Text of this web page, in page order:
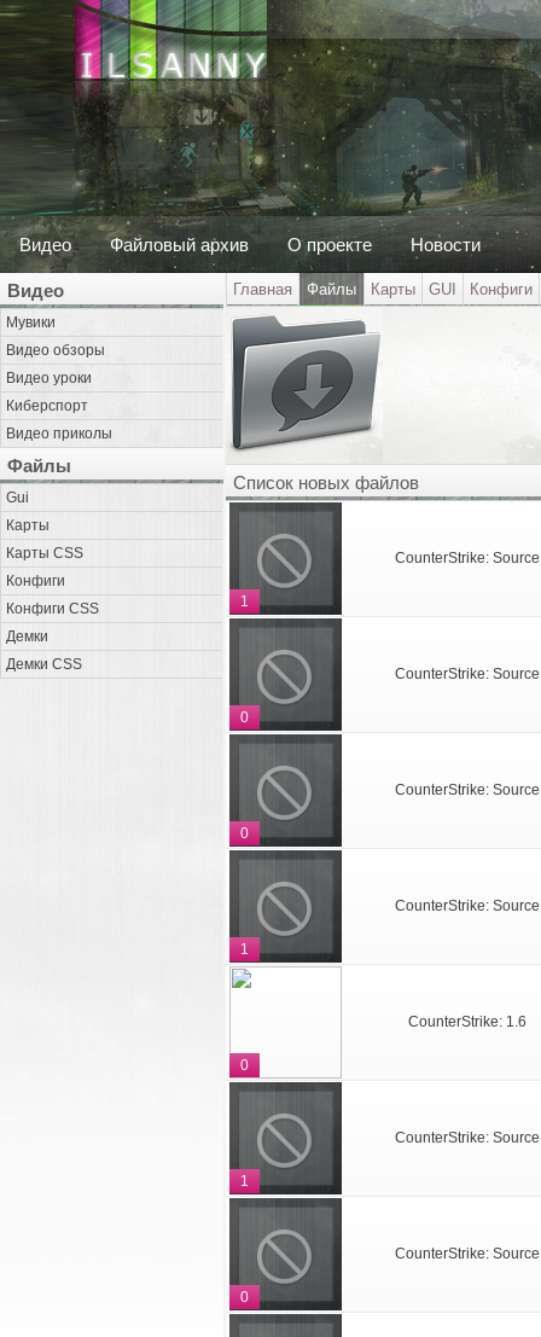
Видео Файловый архив О проекте Новости
Видео
Мувики
Видео обзоры
Видео уроки
Киберспорт
Видео приколы
Файлы
Gui
Карты
Карты CSS
Конфиги
Конфиги CSS
Демки
Демки CSS
Главная Файлы Карты GUI Конфиги
Список новых файлов
1
CounterStrike: Source
0
CounterStrike: Source
0
CounterStrike: Source
1
CounterStrike: Source
0
CounterStrike: 1.6
1
CounterStrike: Source
0
CounterStrike: Source